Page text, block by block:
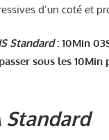
d’un coté et
Standard: 10Min
sous les 10Min
Standard